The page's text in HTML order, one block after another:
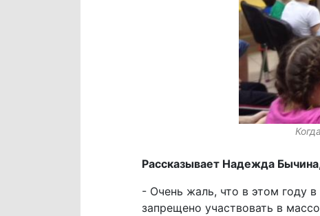
Рассказывает Надежда
- Очень жаль, что в этом году
запрещено участвовать в